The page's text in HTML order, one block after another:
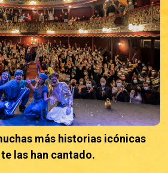
más historias icónicas
las han cantado.